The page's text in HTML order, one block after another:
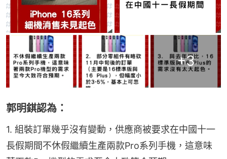
+3
郭明錤認為：
1. 組裝訂單幾乎沒有變動，供應商被要求在中國十一
長假期間不休假繼續生產兩款Pro系列手機，這意味